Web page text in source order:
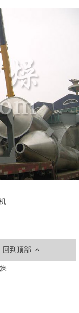
回到顶部